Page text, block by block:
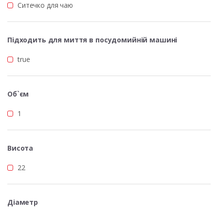
Ситечко для чаю
Підходить для миття в посудомийній машині
true
Об`єм
1
Висота
22
Діаметр